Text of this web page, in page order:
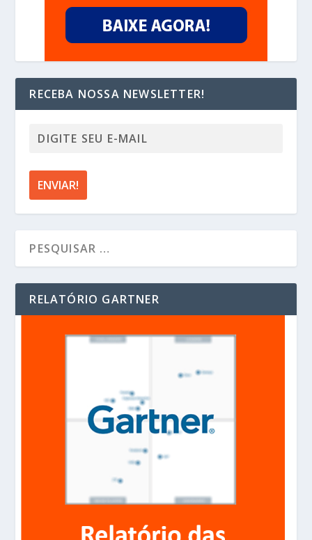
RECEBA NOSSA NEWSLETTER!
RELATÓRIO GARTNER